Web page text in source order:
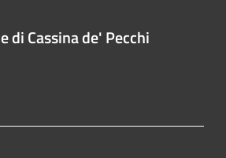
di Cassina de' Pecchi